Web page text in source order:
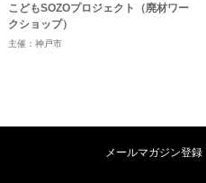
こどもSOZOプロジェクト（廃材ワー
クショップ）
主催：神戸市
メールマガジン登録